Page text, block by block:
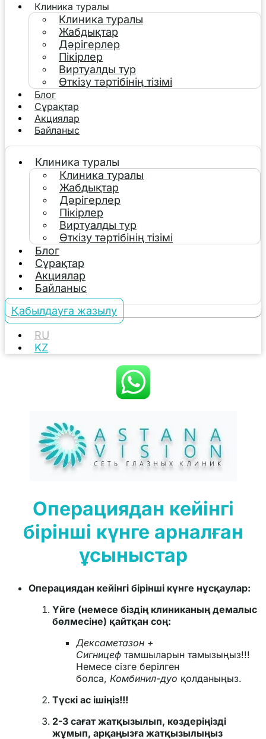
Клиника туралы
Клиника туралы
Жабдықтар
Дәрігерлер
Пікірлер
Виртуалды тур
Өткізу тәртібінің тізімі
Блог
Сұрақтар
Акциялар
Байланыс
Клиника туралы
Клиника туралы
Жабдықтар
Дәрігерлер
Пікірлер
Виртуалды тур
Өткізу тәртібінің тізімі
Блог
Сұрақтар
Акциялар
Байланыс
Қабылдауға жазылу
RU
KZ
Операциядан кейінгі
бірінші күнге арналған
ұсыныстар
Операциядан кейінгі бірінші күнге нұсқаулар:
Үйге (немесе біздің клиниканың демалыс
бөлмесіне) қайтқан соң:
Дексаметазон +
Сигницеф тамшыларын тамызыңыз!!!
Немесе сізге берілген
болса, Комбинил-дуо қолданыңыз.
Түскі ас ішіңіз!!!
2-3 сағат жатқызылып, көздеріңізді
жұмып, арқаңызға жатқызылыңыз